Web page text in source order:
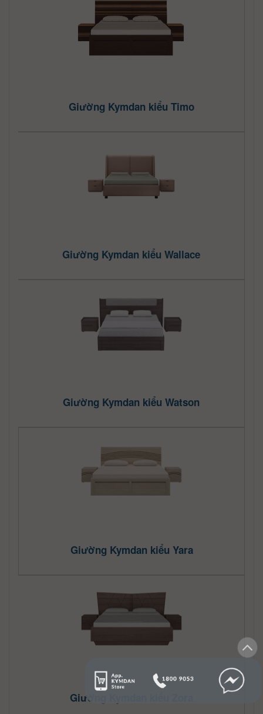
Giường Kymdan kiểu Timo
Giường Kymdan kiểu Wallace
Giường Kymdan kiểu Watson
Giường Kymdan kiểu Yara
Giường Kymdan kiểu Zora